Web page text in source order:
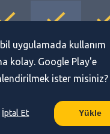
uygulamada kullanım
kolay. Google Play'e
ister misiniz?
İptal Et Yükle